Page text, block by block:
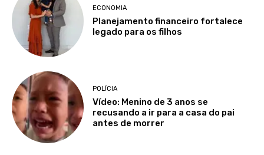
ECONOMIA
Planejamento financeiro fortalece
legado para os filhos
POLÍCIA
Vídeo: Menino de 3 anos se
recusando a ir para a casa do pai
antes de morrer